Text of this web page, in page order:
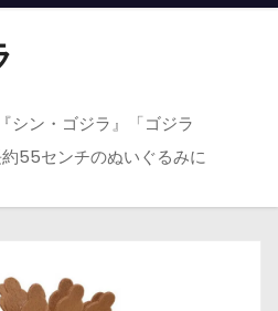
シン・ゴジラ』「ゴジラ
55センチのぬいぐるみに